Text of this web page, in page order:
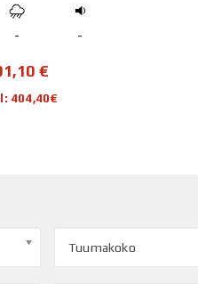
- -
€
404,40€
Tuumakoko